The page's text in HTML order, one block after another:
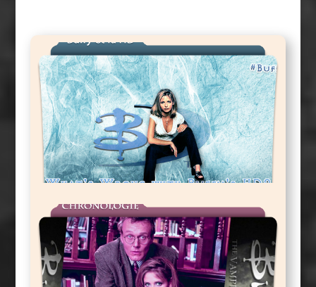
Dossiers : Dive
Buffy Et La HD (Saison 1 à 3)